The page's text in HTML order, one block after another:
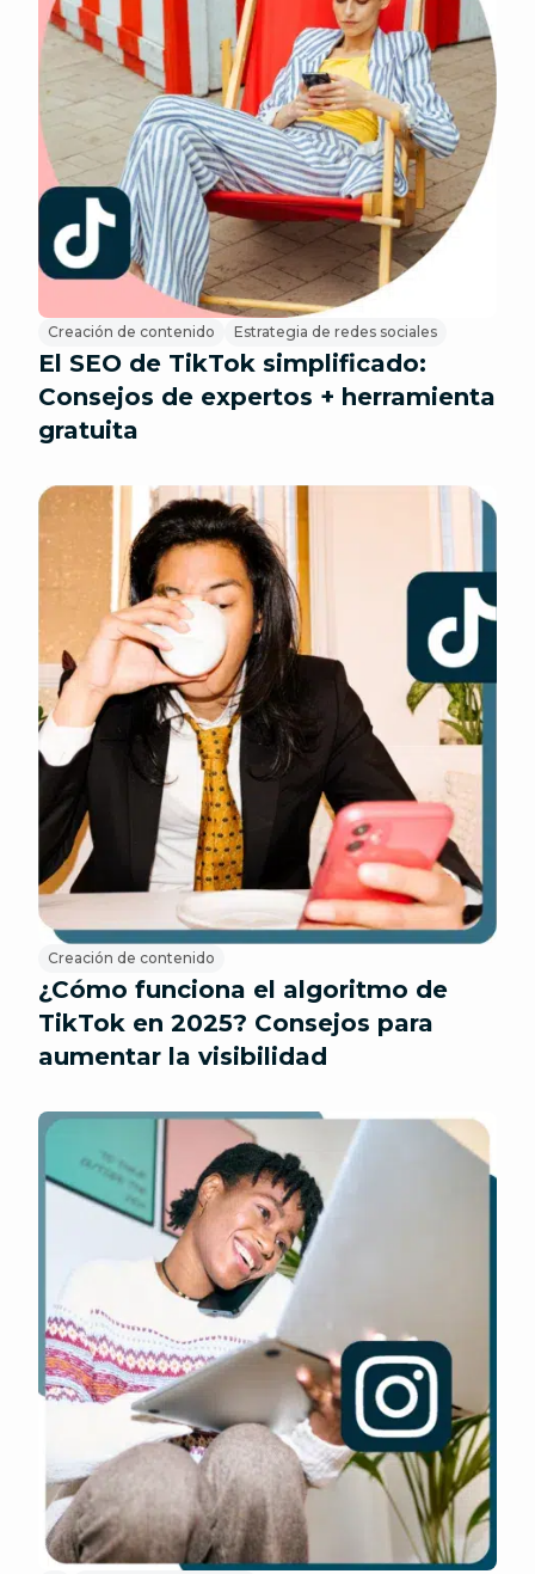
Creación de contenido Estrategia de redes sociales
El SEO de TikTok simplificado:
Consejos de expertos + herramienta
gratuita
Creación de contenido
¿Cómo funciona el algoritmo de
TikTok en 2025? Consejos para
aumentar la visibilidad